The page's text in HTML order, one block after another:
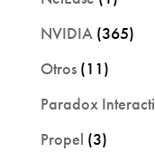
NVIDIA (365)
Otros(11)
Paradox
Propel (3)